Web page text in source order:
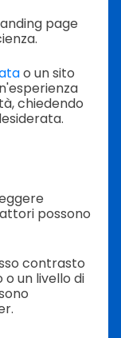
page
o un sito
chiedendo
possono
contrasto
un livello di